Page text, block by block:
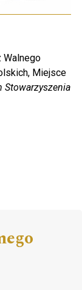
Walnego
Miejsce
Stowarzyszenia